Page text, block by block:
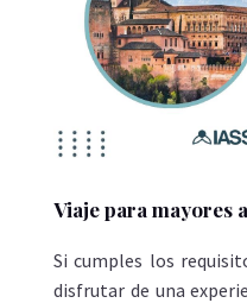
Viaje para mayores
Si cumples los
disfrutar de una